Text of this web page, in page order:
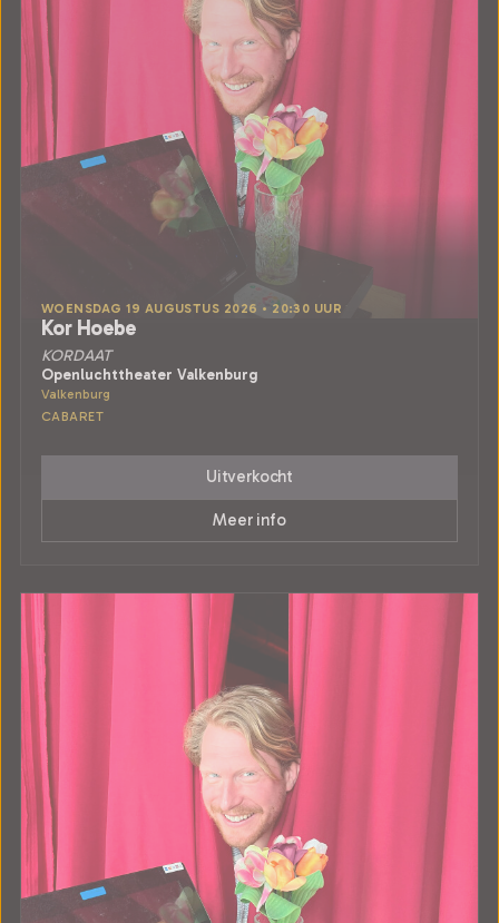
WOENSDAG 19 AUGUSTUS 2026 • 20:30 UUR
Kor Hoebe
KORDAAT
Openluchttheater Valkenburg
Valkenburg
CABARET
Uitverkocht
Meer info